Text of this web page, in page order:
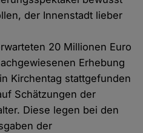
der Innenstadt lieber
20 Millionen Euro
Erhebung
Kirchentag stattgefunden
Schätzungen der
Diese legen bei den
der